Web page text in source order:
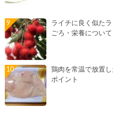
ライチに良く似た
ごろ・栄養につい
鶏肉を常温で放置
ポイント